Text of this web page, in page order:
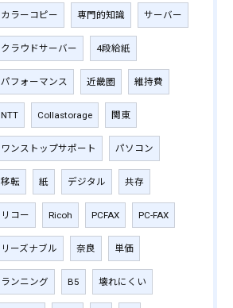
カラーコピー 専門的知識 サーバー
クラウドサーバー 4段給紙
パフォーマンス 近畿圏 維持費
NTT Collastorage 関東
ワンストップサポート パソコン
移転 紙 デジタル 共存
リコー Ricoh PCFAX PC-FAX
リーズナブル 奈良 単価
ランニング B5 壊れにくい